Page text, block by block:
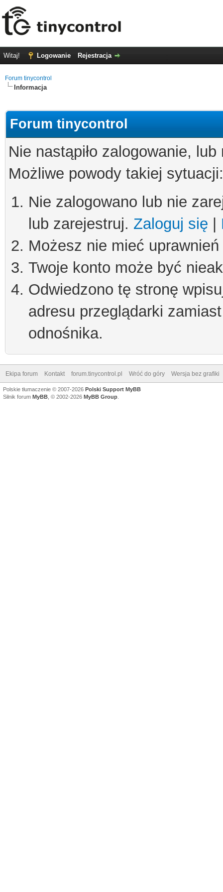
Witaj! Logowanie Rejestracja
Forum tinycontrol
Informacja
Forum tinycontrol
Nie nastąpiło zalogowanie,
Możliwe powody takiej sytuacji:
Nie zalogowano lub nie
lub zarejestruj. Zaloguj się
Możesz nie mieć
Twoje konto może być
Odwiedzono tę stronę
adresu przeglądarki
odnośnika.
Ekipa forum Kontakt forum.tinycontrol.pl Wróć do góry Wersja bez grafiki
Polskie tłumaczenie © 2007-2026 Polski Support MyBB
Silnik forum MyBB , © 2002-2026 MyBB Group